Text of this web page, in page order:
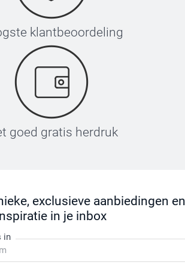
klantbeoordeling
goed gratis herdruk
exclusieve aanbiedingen en
in je inbox
in